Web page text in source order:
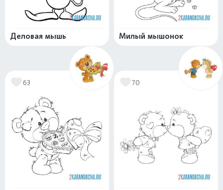
Деловая мышь Милый мышонок
63 70